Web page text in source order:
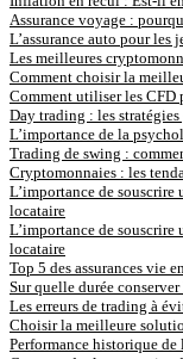
Assurance voyage :
L’assurance auto pour les
Les meilleures
Comment choisir la
Comment utiliser les
Day trading : les
L’importance de la
Trading de swing :
Cryptomonnaies : les
L’importance de
locataire
L’importance de
locataire
Top 5 des assurances vie
Sur quelle durée
Les erreurs de trading à
Choisir la meilleure
Performance historique de